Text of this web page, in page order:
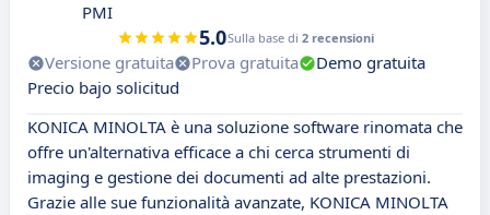
PMI
5.0Sulla base di 2 recensioni
Versione gratuita Prova gratuita
Demo gratuita
Precio bajo solicitud
KONICA MINOLTA è una soluzione software rinomata che
offre un'alternativa efficace a chi cerca strumenti di
imaging e gestione dei documenti ad alte prestazioni.
Grazie alle sue funzionalità avanzate, KONICA MINOLTA